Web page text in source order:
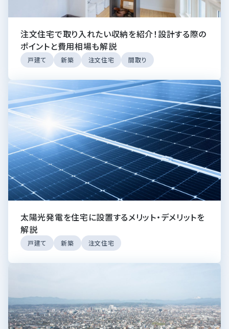
注文住宅で取り入れたい収納を紹介！設計する際の
ポイントと費用相場も解説
戸建て 新築 注文住宅 間取り
太陽光発電を住宅に設置するメリット・デメリットを
解説
戸建て 新築 注文住宅